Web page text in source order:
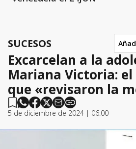
SUCESOS
Excarcelan a la
Mariana Victoria: el
que «revisaron la
5 de diciembre de 2024 | 06:00